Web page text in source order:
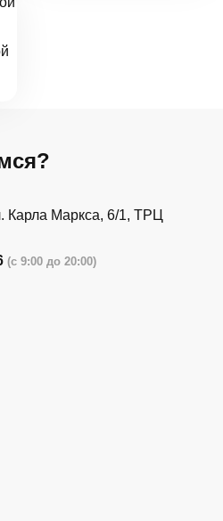
Карла Маркса, 6/1, ТРЦ
(с 9:00 до 20:00)